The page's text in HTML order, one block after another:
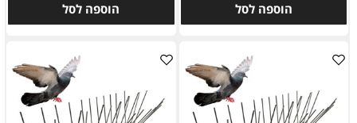
הוספה לסל הוספה לסל